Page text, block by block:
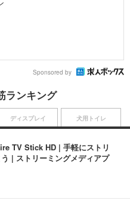
Sponsored by
ランキング
TV Stick HD | 手軽にストリ
| ストリーミングメディアプ
ディスプレイ 犬用トイレ